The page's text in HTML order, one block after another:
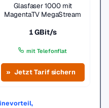
Glasfaser 1000 mit
MagentaTV MegaStream
1 GBit/s
mit Telefonflat
Jetzt Tarif sichern